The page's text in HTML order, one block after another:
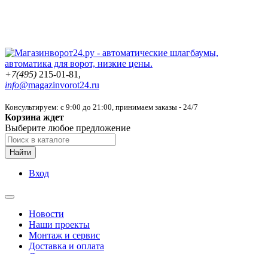
+7(495) 215-01-81,
info@magazinvorot24.ru
Консультируем: с 9:00 до 21:00, принимаем заказы - 24/7
Корзина ждет
Выберите любое предложение
Найти
Вход
Новости
Наши проекты
Монтаж и сервис
Доставка и оплата